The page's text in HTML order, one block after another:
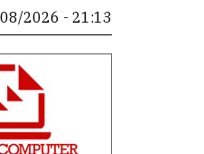
2026 - 21:13